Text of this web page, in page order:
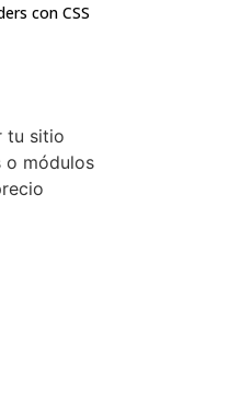
con CSS
tu sitio
o módulos